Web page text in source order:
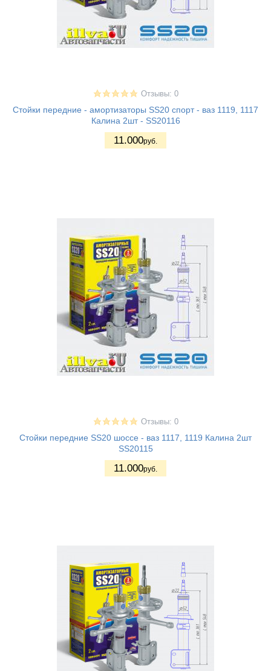
Отзывы: 0
Стойки передние - амортизаторы SS20 спорт - ваз 1119, 1117
Калина 2шт - SS20116
11.000руб.
Отзывы: 0
Стойки передние SS20 шоссе - ваз 1117, 1119 Калина 2шт
SS20115
11.000руб.